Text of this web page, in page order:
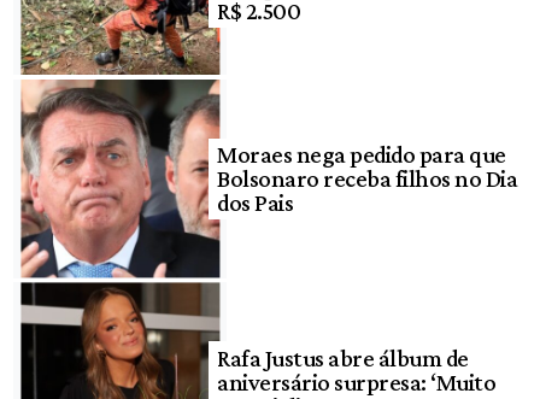
R$ 2.500
Moraes nega pedido para que
Bolsonaro receba filhos no Dia
dos Pais
Rafa Justus abre álbum de
aniversário surpresa: ‘Muito